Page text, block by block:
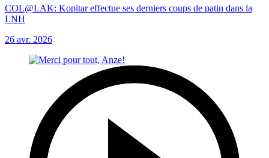
COL@LAK: Kopitar effectue ses derniers coups de patin dans la
LNH
26 avr. 2026